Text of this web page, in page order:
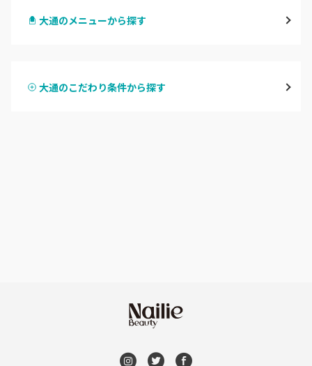
北区・東区
大通のメニューから探す
ハンドスカルプ
大通のこだわり条件から探す